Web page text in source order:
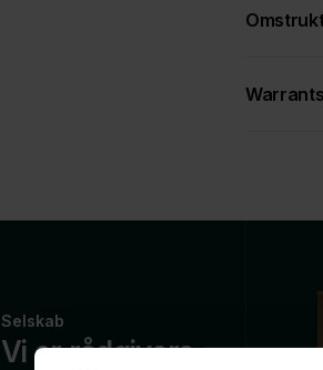
Warrants
Selskab
Vi er rådgivere